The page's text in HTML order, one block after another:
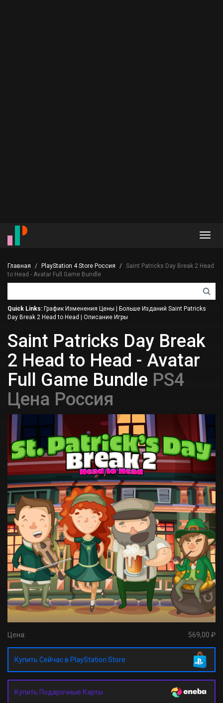
Главная PlayStation 4 Store Россия
Saint Patricks Day Break 2 Head
to Head - Avatar Full Game Bundle
Quick Links: График Изменения Цены
Больше Изданий Saint Patricks
Day Break 2 Head to Head
Описание Игры
Saint Patricks Day Break
2 Head to Head - Avatar
Full Game Bundle PS4
Цена Россия
Цена: 569,00 ₽
Купить Сейчас в PlayStation Store
Купить Подарочные Карты